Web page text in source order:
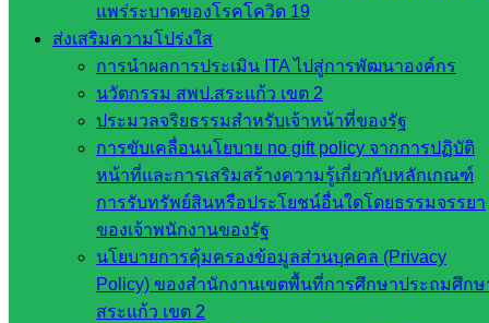
แพร่ระบาดของโรคโควิด 19
ส่งเสริมความโปร่งใส
การนำผลการประเมิน ITA ไปสู่การพัฒนาองค์กร
นวัตกรรม สพป.สระแก้ว เขต 2
ประมวลจริยธรรมสำหรับเจ้าหน้าที่ของรัฐ
การขับเคลื่อนนโยบาย no gift policy จากการปฏิบัติ
หน้าที่และการเสริมสร้างความรู้เกี่ยวกับหลักเกณฑ์
การรับทรัพย์สินหรือประโยชน์อื่นใดโดยธรรมจรรยา
ของเจ้าพนักงานของรัฐ
นโยบายการคุ้มครองข้อมูลส่วนบุคคล (Privacy
Policy) ของสำนักงานเขตพื้นที่การศึกษาประถมศึกษ
สระแก้ว เขต 2
การศึกษา
ขั้นพื้น
ฐาน
รายชื่อ
มหาวิทยาลัย
ประเทศไทย
เว็บไซต์
สำนักต่าง
ๆ ใน
เว็บไซต์